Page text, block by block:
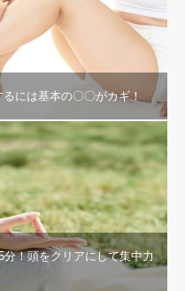
には基本の〇〇がカギ！
！頭をクリアにして集中力